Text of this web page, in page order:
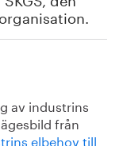
av industrins
från
elbehov till